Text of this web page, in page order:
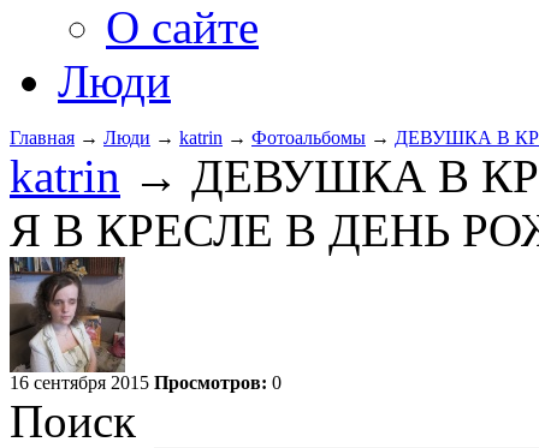
О сайте
Люди
Главная → Люди → katrin → Фотоальбомы → ДЕВУШКА В
katrin → ДЕВУШКА В
Я В КРЕСЛЕ В ДЕНЬ
16 сентября 2015 Просмотров: 0
Поиск